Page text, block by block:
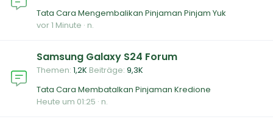
Tata Cara Mengembalikan Pinjaman Pinjam Yuk
vor 1 Minute n.
Samsung Galaxy S24 Forum
Themen 1,2K Beiträge 9,3K
Tata Cara Membatalkan Pinjaman Kredione
Heute um 01:25 n.